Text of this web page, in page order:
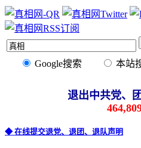
Google搜索 本站
退出中共党、
◆ 在线提交退党、退团、退队声明